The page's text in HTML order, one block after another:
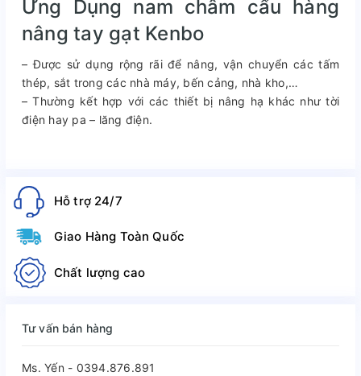
Ứng Dụng nam châm cẩu hàng
nâng tay gạt Kenbo
– Được sử dụng rộng rãi để nâng, vận chuyển các tấm
thép, sắt trong các nhà máy, bến cảng, nhà kho,…
– Thường kết hợp với các thiết bị nâng hạ khác như tời
điện hay pa – lăng điện.
Hỗ trợ 24/7
Giao Hàng Toàn Quốc
Chất lượng cao
Tư vấn bán hàng
Ms. Yến - 0394.876.891